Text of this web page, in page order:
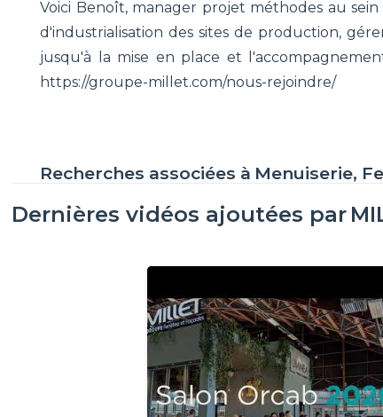
Voici Benoît, manager projet méthodes au
d'industrialisation des sites de production,
jusqu'à la mise en place et
https://groupe-millet.com/nous-rejoindre/
Recherches associées à Menuiserie,
Dernières vidéos ajoutées par